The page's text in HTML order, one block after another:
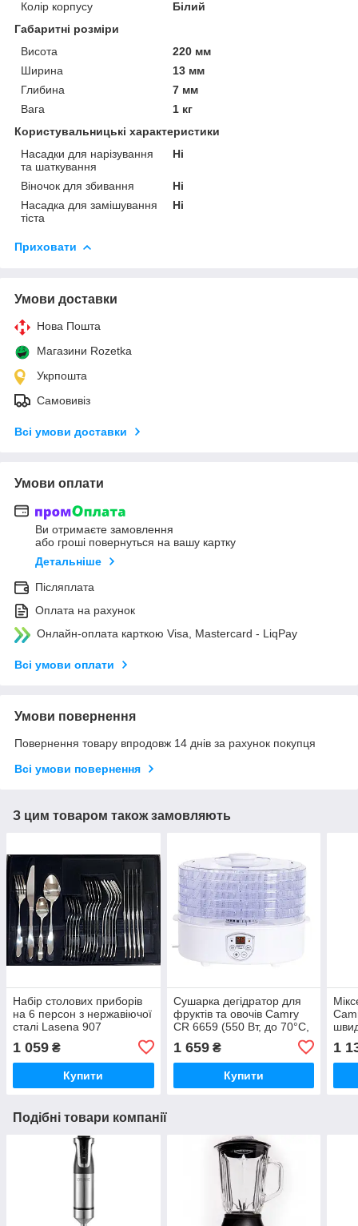
Колір корпусу
Білий
Габаритні розміри
Висота
220 мм
Ширина
13 мм
Глибина
7 мм
Вага
1 кг
Користувальницькі характеристики
Насадки для нарізування
та шаткування
Ні
Віночок для збивання
Ні
Насадка для замішування
тіста
Ні
Приховати
Умови доставки
Нова Пошта
Магазини Rozetka
Укрпошта
Самовивіз
Всі умови доставки
Умови оплати
Ви отримаєте замовлення
або гроші повернуться на вашу картку
Детальніше
Післяплата
Оплата на рахунок
Онлайн-оплата карткою Visa, Mastercard - LiqPay
Всі умови оплати
Умови повернення
Повернення товару впродовж 14 днів за рахунок покупця
Всі умови повернення
З цим товаром також замовляють
Набір столових приборів
на 6 персон з нержавіючої
сталі Lasena 907
1 059 ₴
Купити
Сушарка дегідратор для
фруктів та овочів Camry
CR 6659 (550 Вт, до 70°С,
1 659₴
Купити
1
Подібні товари компанії